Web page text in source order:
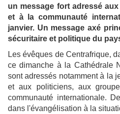
un message fort adressé
et à la communauté
janvier. Un message axé
sécuritaire et politique du
Les évêques de Centrafrique,
ce dimanche à la Cathédrale
sont adressés notamment à la
et aux politiciens, aux
communauté internationale.
dans l'évangélisation à la